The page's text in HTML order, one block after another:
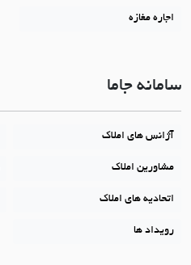
اجاره مغازه
سامانه جاما
آژانس های املاک
مشاورین املاک
اتحادیه های املاک
رویداد ها